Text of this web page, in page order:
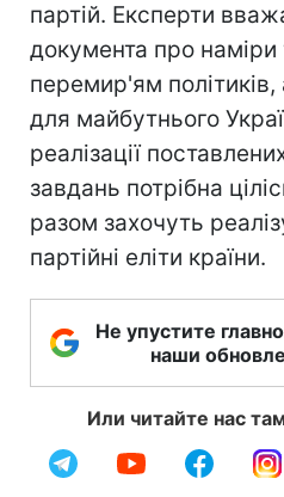
партій. Експерти
документа про
перемир'ям політиків,
для майбутнього
реалізації
завдань потрібна
разом захочуть
партійні еліти країни.
Не упустите
наши
Или читайте нас